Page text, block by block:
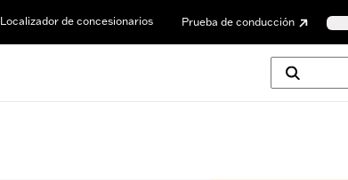
Localizador de concesionarios Prueba de conducción